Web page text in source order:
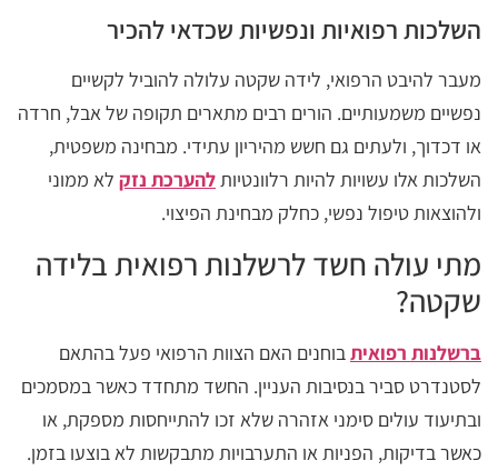
השלכות רפואיות ונפשיות שכדאי להכיר
מעבר להיבט הרפואי, לידה שקטה עלולה להוביל לקשיים
נפשיים משמעותיים. הורים רבים מתארים תקופה של אבל, חרדה
או דכדוך, ולעתים גם חשש מהיריון עתידי. מבחינה משפטית,
השלכות אלו עשויות להיות רלוונטיות להערכת נזק לא ממוני
ולהוצאות טיפול נפשי, כחלק מבחינת הפיצוי.
מתי עולה חשד לרשלנות רפואית בלידה
שקטה?
ברשלנות רפואיתבוחנים האם הצוות הרפואי פעל בהתאם
לסטנדרט סביר בנסיבות העניין. החשד מתחדד כאשר במסמכים
ובתיעוד עולים סימני אזהרה שלא זכו להתייחסות מספקת, או
כאשר בדיקות, הפניות או התערבויות מתבקשות לא בוצעו בזמן.